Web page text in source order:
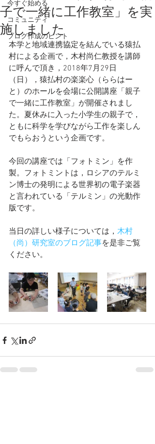
今すぐ始める
コミュニティ
ブログ作成のヒント
子で一緒に工作教室」を実
施しました
本学と地域連携協定を結んでいる猿払
村による企画で，木村尚仁教授を講師
に呼んで頂き，2018年7月29日
（日），猿払村の楽楽心（ららはー
と）のホールを会場に公開講座「親子
で一緒に工作教室」が開催されまし
た。夏休みに入った小学生の親子で，
ともに科学を学びながら工作を楽しん
でもらおうという企画です。
今回の講座では「フォトミン」を作
製。フォトミントは，ロシアのテルミ
ン博士の発明による世界初の電子楽器
と言われている「テルミン」の光動作
版です。
当日の詳しい様子については， 木村
（尚）研究室のブログ記事を是非ご覧
ください。